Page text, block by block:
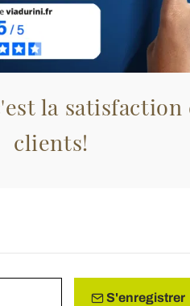
la satisfaction
clients!
S'enregistrer